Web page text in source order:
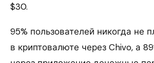
$30.
95% пользователей никогда не
в криптовалюте через Chivo, а